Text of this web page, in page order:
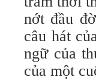
nớt đầu
câu hát
ngữ của
của một